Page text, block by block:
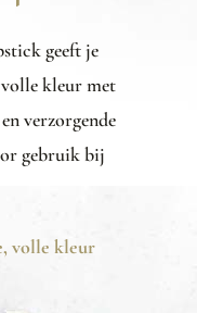
geeft je
volle kleur met
verzorgende
gebruik bij
volle kleur